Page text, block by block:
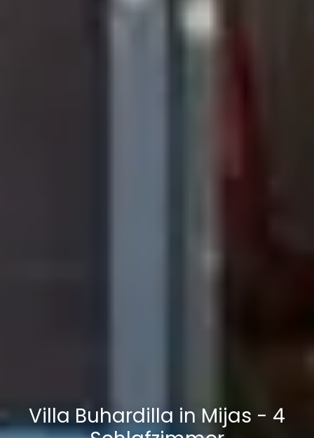
Villa Buhardilla in Mijas - 4